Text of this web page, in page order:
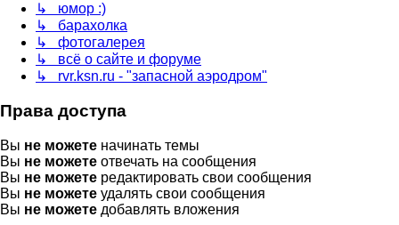
↳ юмор :)
↳ барахолка
↳ фотогалерея
↳ всё о сайте и форуме
↳ rvr.ksn.ru - "запасной аэродром"
Права доступа
Вы не можете начинать темы
Вы не можете отвечать на сообщения
Вы не можете редактировать свои сообщения
Вы не можете удалять свои сообщения
Вы не можете добавлять вложения